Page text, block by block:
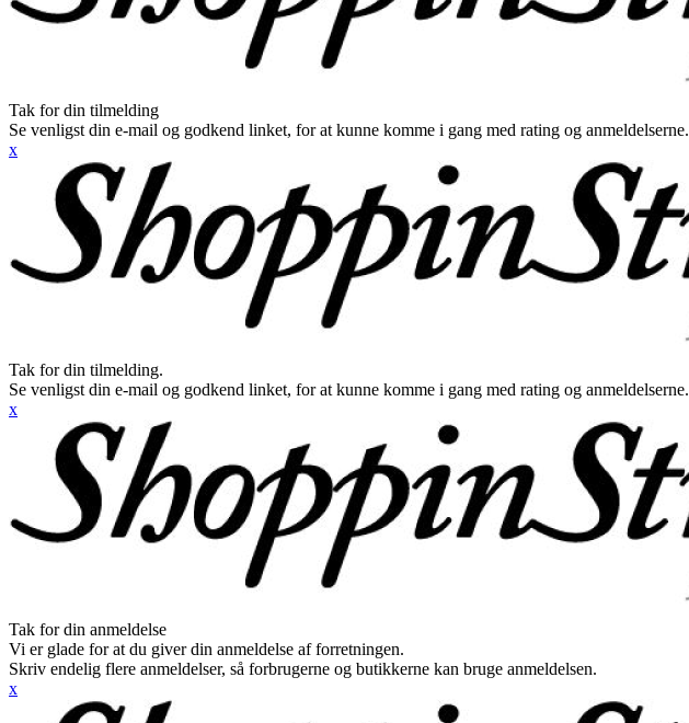
Tak for din tilmelding
Se venligst din e-mail og godkend linket, for at kunne komme i gang med rating og anmeldelserne.
x
Tak for din tilmelding.
Se venligst din e-mail og godkend linket, for at kunne komme i gang med rating og anmeldelserne.
x
Tak for din anmeldelse
Vi er glade for at du giver din anmeldelse af forretningen.
Skriv endelig flere anmeldelser, så forbrugerne og butikkerne kan bruge anmeldelsen.
x